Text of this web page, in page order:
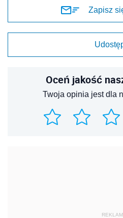
Zapisz
Oceń jakość
Twoja opinia jest dla